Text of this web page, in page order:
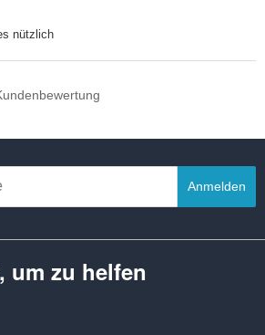
nützlich
Anmelden
um zu helfen